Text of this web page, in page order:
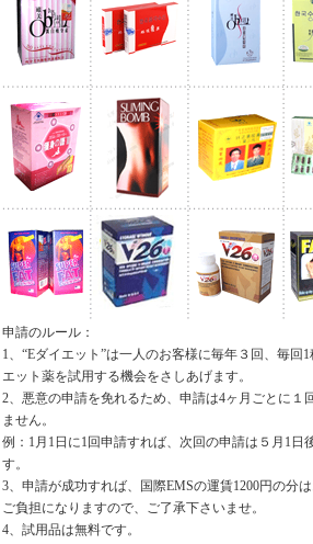
申請のルール：
1、“Eダイエット”は一人のお客様に毎年３回、毎回1
エット薬を試用する機会をさしあげます。
2、悪意の申請を免れるため、申請は4ヶ月ごとに１
ません。
例：1月1日に1回申請すれば、次回の申請は５月1日
す。
3、申請が成功すれば、国際EMSの運賃1200円の分
ご負担になりますので、ご了承下さいませ。
4、試用品は無料です。